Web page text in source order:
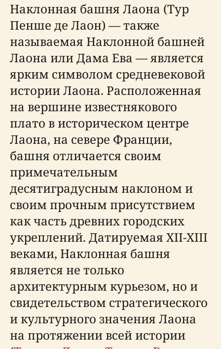
Наклонная башня Лаона (Тур
Пенше де Лаон) — также
называемая Наклонной башней
Лаона или Дама Ева — является
ярким символом средневековой
истории Лаона. Расположенная
на вершине известнякового
плато в историческом центре
Лаона, на севере Франции,
башня отличается своим
примечательным
десятиградусным наклоном и
своим прочным присутствием
как часть древних городских
укреплений. Датируемая XII-XIII
веками, Наклонная башня
является не только
архитектурным курьезом, но и
свидетельством стратегического
и культурного значения Лаона
на протяжении всей истории